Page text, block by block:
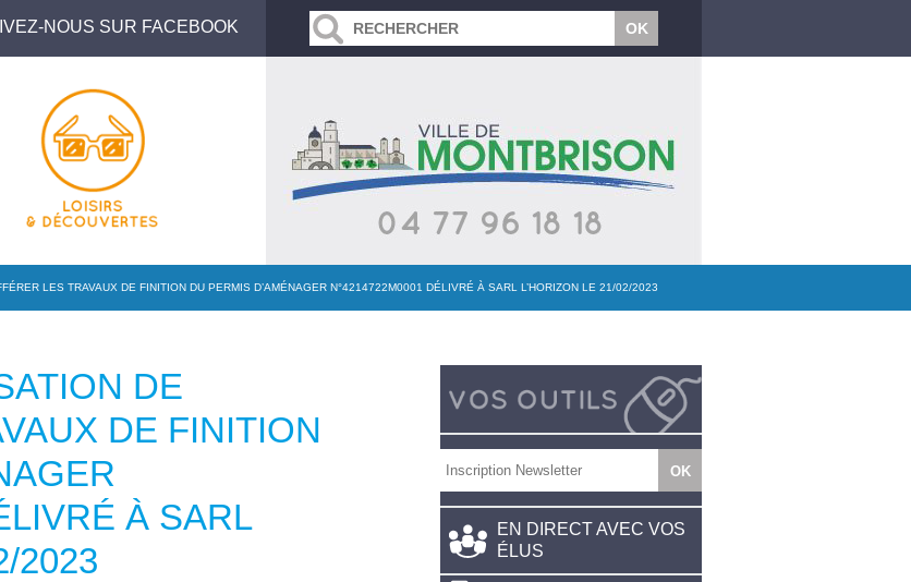
NOUS SUR FACEBOOK
LES TRAVAUX DE FINITION DU PERMIS D’AMÉNAGER N°4214722M0001 DÉLIVRÉ À SARL L’HORIZON LE 21/02/2023
DE
DE FINITION
À SARL
2023
EN DIRECT AVEC VOS
ÉLUS